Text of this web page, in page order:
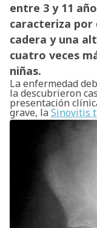
entre 3 y 11
caracteriza por
cadera y una
cuatro veces
niñas.
La enfermedad
la descubrieron
presentación
grave, la Sinovitis